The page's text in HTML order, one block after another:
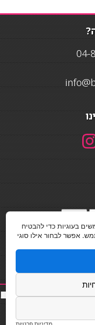
סטודיו|תוספות שיער|שף פרטי|כ
סאות
בעוגיות כדי להבטיח
אפשר לבחור אילו סוגי